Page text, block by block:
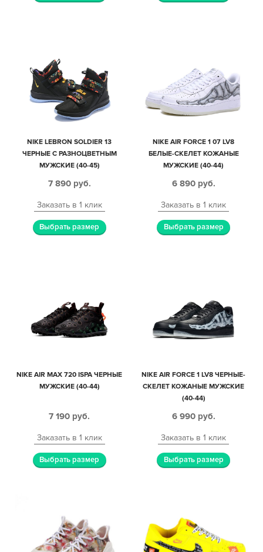
NIKE LEBRON SOLDIER 13
ЧЕРНЫЕ С РАЗНОЦВЕТНЫМ
МУЖСКИЕ (40-45)
7 890 руб.
Заказать в 1 клик
Выбрать размер
NIKE AIR FORCE 1 07 LV8
БЕЛЫЕ-СКЕЛЕТ КОЖАНЫЕ
МУЖСКИЕ (40-44)
6 890 руб.
Заказать в 1 клик
Выбрать размер
NIKE AIR MAX 720 ISPA ЧЕРНЫЕ
МУЖСКИЕ (40-44)
7 190 руб.
Заказать в 1 клик
Выбрать размер
NIKE AIR FORCE 1 LV8 ЧЕРНЫЕ-
СКЕЛЕТ КОЖАНЫЕ МУЖСКИЕ
(40-44)
6 990 руб.
Заказать в 1 клик
Выбрать размер